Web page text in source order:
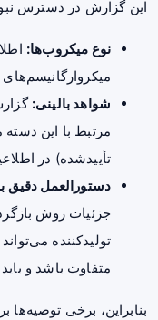
این گزارش در دسترس
نوع میکروب‌ها:
شواهد بالینی:
مرتبط با این
تأییدشده) در
دستورالعمل دقیق
جزئیات روش
تولیدکننده
متفاوت باشد و
بنابراین، برخی توصیه‌ها